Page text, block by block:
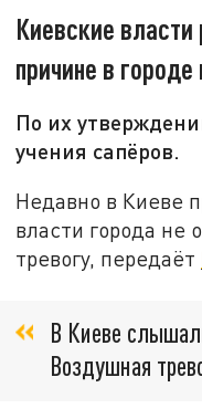
Киевские
причине в
По их
учения сапёров.
Недавно в Киеве
власти города не
тревогу, передаёт
В Киеве
Воздушная